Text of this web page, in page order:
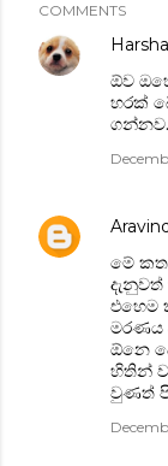
COMMENTS
ඕව
හරක්
ගන්නව.
මේ
එහෙම
මරණය
ඕනෙ
හිතින්
වුණත්